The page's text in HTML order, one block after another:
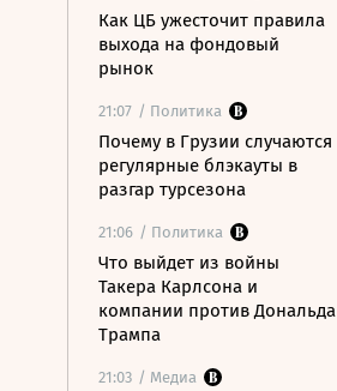
Как ЦБ ужесточит правила
выхода на фондовый
рынок
21:07 / Политика
Почему в Грузии случаются
регулярные блэкауты в
разгар турсезона
21:06 / Политика
Что выйдет из войны
Такера Карлсона и
компании против Дональда
Трампа
21:03 / Медиа